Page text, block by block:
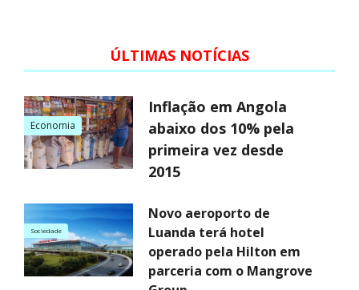
ÚLTIMAS NOTÍCIAS
Economia
Inflação em Angola
abaixo dos 10% pela
primeira vez desde
2015
Sociedade
Novo aeroporto de
Luanda terá hotel
operado pela Hilton em
parceria com o Mangrove